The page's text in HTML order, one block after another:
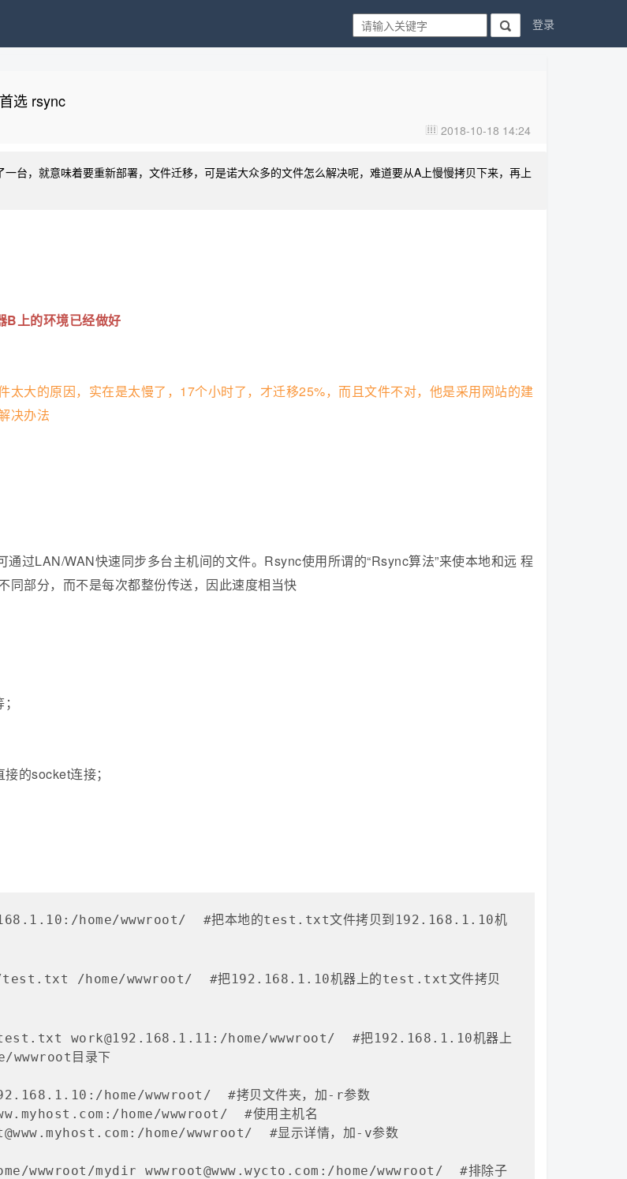
 登录
选 rsync
 2018-10-18 14:24
台，就意味着要重新部署，文件迁移，可是诺大众多的文件怎么解决呢，难道要从A上慢慢拷贝下来，再上
B上的环境已经做好
大的原因，实在是太慢了，17个小时了，才迁移25%，而且文件不对，他是采用网站的建
决办法
过LAN/WAN快速同步多台主机间的文件。Rsync使用所谓的“Rsync算法”来使本地和远 程
同部分，而不是每次都整份传送，因此速度相当快
的socket连接；
home/wwwroot/  #把本地的test.txt文件拷贝到192.168.1.10机
/home/wwwroot/  #把192.168.1.10机器上的test.txt文件拷贝
work@192.168.1.11:/home/wwwroot/  #把192.168.1.10机器上
目录下
home/wwwroot/  #拷贝文件夹，加-r参数
home/wwwroot/  #使用主机名
home/wwwroot/  #显示详情，加-v参数
mydir wwwroot@www.wycto.com:/home/wwwroot/  #排除子